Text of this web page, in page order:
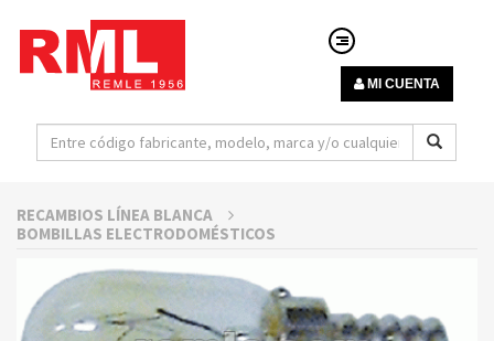
MI CUENTA
RECAMBIOS LÍNEA BLANCA
BOMBILLAS ELECTRODOMÉSTICOS